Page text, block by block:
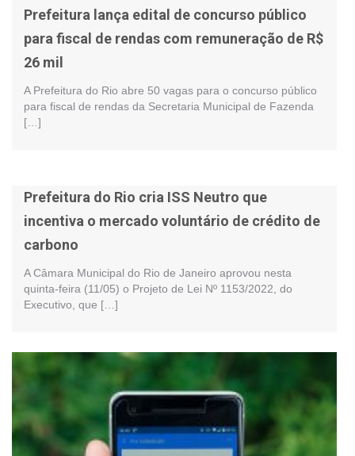
Prefeitura lança edital de concurso público
para fiscal de rendas com remuneração de R$
26 mil
A Prefeitura do Rio abre 50 vagas para o concurso público
para fiscal de rendas da Secretaria Municipal de Fazenda
[…]
Prefeitura do Rio cria ISS Neutro que
incentiva o mercado voluntário de crédito de
carbono
A Câmara Municipal do Rio de Janeiro aprovou nesta
quinta-feira (11/05) o Projeto de Lei Nº 1153/2022, do
Executivo, que […]